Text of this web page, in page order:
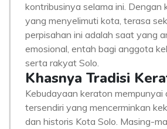
kontribusinya selama ini. Dengan
yang menyelimuti kota, terasa
perpisahan ini adalah saat yang
emosional, entah bagi anggota
serta rakyat Solo.
Khasnya Tradisi
Kebudayaan keraton mempunyai
tersendiri yang mencerminkan
dan historis Kota Solo. Masing-